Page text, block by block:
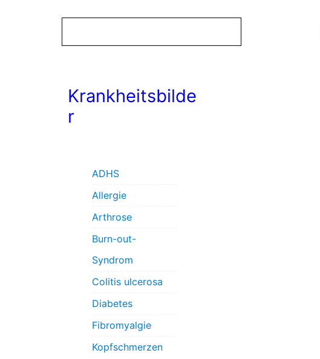
Krankheitsbilde
r
ADHS
Allergie
Arthrose
Burn-out-
Syndrom
Colitis ulcerosa
Diabetes
Fibromyalgie
Kopfschmerzen